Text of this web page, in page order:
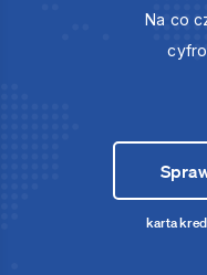
Na co
karta